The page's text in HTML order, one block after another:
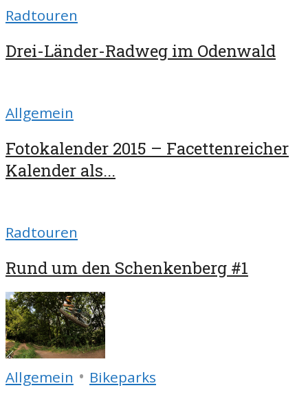
Radtouren
Drei-Länder-Radweg im Odenwald
Allgemein
Fotokalender 2015 – Facettenreicher
Kalender als...
Radtouren
Rund um den Schenkenberg #1
Allgemein • Bikeparks